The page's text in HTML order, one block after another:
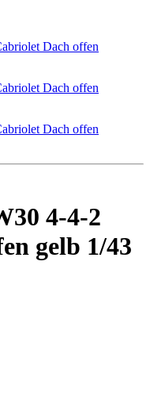
4-4-2
gelb 1/43